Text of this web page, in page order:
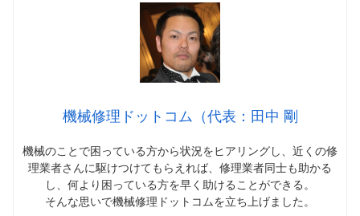
機械修理ドットコム（代表：田中 剛
機械のことで困っている方から状況をヒアリングし、近くの修
理業者さんに駆けつけてもらえれば、修理業者同士も助かる
し、何より困っている方を早く助けることができる。
そんな思いで機械修理ドットコムを立ち上げました。